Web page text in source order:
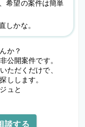
希望の案件は簡単
しかな。
か？
公開案件です。
ただくだけで、
しします。
ュと
談する